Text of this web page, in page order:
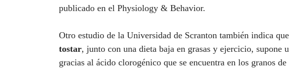
publicado en el Physiology & Behavior.
Otro estudio de la Universidad de Scranton también indica que
tostar, junto con una dieta baja en grasas y ejercicio, supone
gracias al ácido clorogénico que se encuentra en los granos de